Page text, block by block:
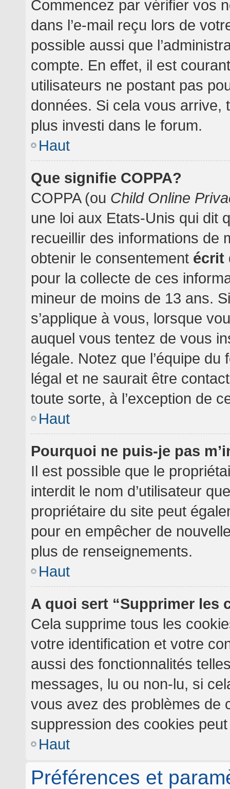
Commencez par vérifier vos
dans l’e-mail reçu lors de
possible aussi que
compte. En effet, il est
utilisateurs ne postant pas
données. Si cela vous
plus investi dans le forum.
Haut
Que signifie COPPA?
COPPA (ou Child Online
une loi aux Etats-Unis qui dit
recueillir des informations de
obtenir le consentement écrit
pour la collecte de ces
mineur de moins de 13 ans.
s’applique à vous, lorsque
auquel vous tentez de vous
légale. Notez que l’équipe
légal et ne saurait être
toute sorte, à l’exception de
Haut
Pourquoi ne puis-je pas
Il est possible que le
interdit le nom d’utilisateur
propriétaire du site peut
pour en empêcher de
plus de renseignements.
Haut
A quoi sert “Supprimer les
Cela supprime tous les
votre identification et votre
aussi des fonctionnalités
messages, lu ou non-lu, si
vous avez des problèmes de
suppression des cookies
Haut
Préférences et